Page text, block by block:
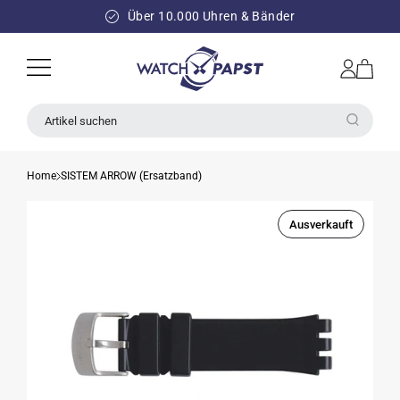
INHALT
Über 10.000 Uhren & Bänder
Einloggen
Warenkorb
Artikel suchen
Home SISTEM ARROW (Ersatzband)
Ausverkauft